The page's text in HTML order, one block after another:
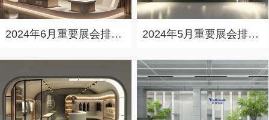
2024年6月重要展会排期信息，展会策划展台设计搭建公司推荐 2024年5月重要展会排期信息，展台设计定制厂家推荐